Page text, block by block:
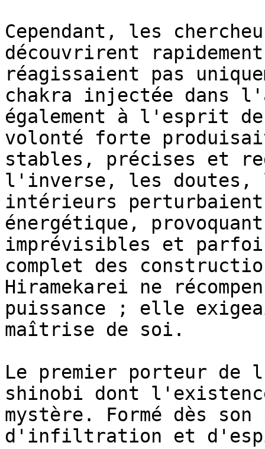
Cependant, les
découvrirent
réagissaient pas
chakra injectée dans
également à l'esprit
volonté forte
stables, précises et
l'inverse, les doutes,
intérieurs perturbaient
énergétique,
imprévisibles et
complet des
Hiramekarei ne
puissance ; elle
maîtrise de soi.
Le premier porteur
shinobi dont
mystère. Formé dès
d'infiltration et